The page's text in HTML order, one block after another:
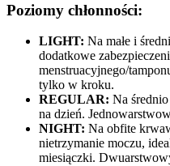
Poziomy chłonności:
LIGHT: Na małe i
dodatkowe
menstruacyjnego/
tylko w kroku.
REGULAR: Na
na dzień.
NIGHT: Na obfite
nietrzymanie moczu,
miesiączki.